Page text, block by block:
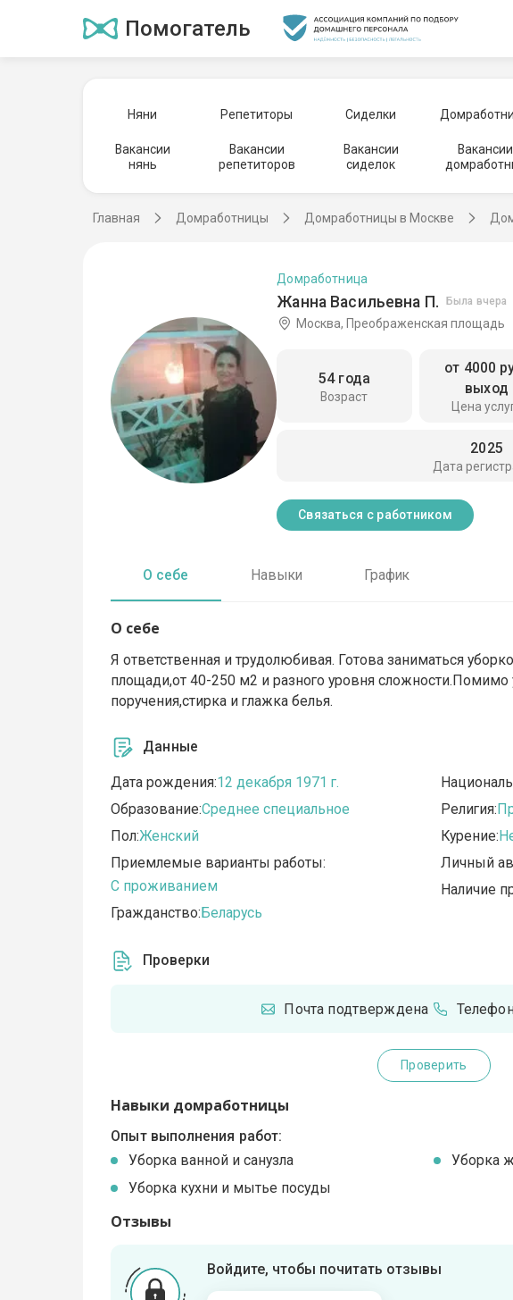
Помогатель
Няни Репетиторы Сиделки
Вакансии
нянь
Вакансии
репетиторов
Вакансии
сиделок
Вакансии
Главная Домработницы Домработницы в Москве
Жанна Васильевна П. Была вчера
Домработница
Москва, Преображенская площадь
Возраст
54 года
Цена
от 4000
выход
Дата
2025
Связаться с работником
О себе Навыки График
О себе
Я ответственная и трудолюбивая. Готова заниматься
площади,от 40-250 м2 и разного уровня
поручения,стирка и глажка белья.
Данные
Дата рождения:12 декабря 1971 г.
Образование:Среднее специальное
Пол:Женский
Приемлемые варианты работы:
C проживанием
Гражданство:Беларусь
Религия:
Курение:
Личный
Наличие
Проверки
Почта подтверждена
Проверить
Навыки домработницы
Опыт выполнения работ:
Уборка ванной и санузла
Уборка
Уборка кухни и мытье посуды
Отзывы
Войдите, чтобы почитать отзывы